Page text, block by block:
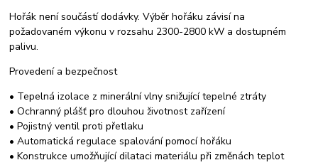
Hořák není součástí dodávky. Výběr hořáku závisí na
požadovaném výkonu v rozsahu 2300-2800 kW a dostupném
palivu.
Provedení a bezpečnost
• Tepelná izolace z minerální vlny snižující tepelné ztráty
• Ochranný plášť pro dlouhou životnost zařízení
• Pojistný ventil proti přetlaku
• Automatická regulace spalování pomocí hořáku
• Konstrukce umožňující dilataci materiálu při změnách teplot